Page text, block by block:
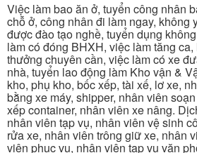
Việc làm bao ăn ở, tuyển công nhân
chỗ ở, công nhân đi làm ngay, không
được đào tạo nghề, tuyển dụng
làm có đóng BHXH, việc làm tăng
thưởng chuyên cần, việc làm có xe
nhà, tuyển lao động làm Kho vận &
kho, phụ kho, bốc xếp, tài xế, lơ xe,
bằng xe máy, shipper, nhân viên
xếp container, nhân viên xe nâng.
nhân viên tạp vụ, nhân viên vệ sinh
rửa xe, nhân viên trông giữ xe, nhân
viên phục vụ, nhân viên tạp vụ văn